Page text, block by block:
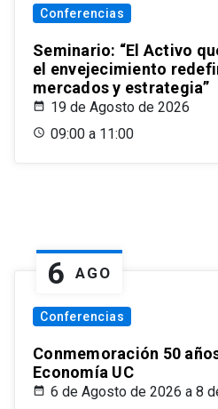
Conferencias
Seminario: “El Activo
el envejecimiento
mercados y estrategia”
19 de Agosto de 2026
09:00 a 11:00
6 AGO
Conferencias
Conmemoración 50
Economía UC
6 de Agosto de 2026 a 8